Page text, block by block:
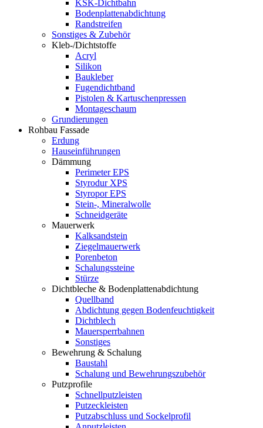
KSK-Dichtbahn
Bodenplattenabdichtung
Randstreifen
Sonstiges & Zubehör
Kleb-/Dichtstoffe
Acryl
Silikon
Baukleber
Fugendichtband
Pistolen & Kartuschenpressen
Montageschaum
Grundierungen
Rohbau Fassade
Erdung
Hauseinführungen
Dämmung
Perimeter EPS
Styrodur XPS
Styropor EPS
Stein-, Mineralwolle
Schneidgeräte
Mauerwerk
Kalksandstein
Ziegelmauerwerk
Porenbeton
Schalungssteine
Stürze
Dichtbleche & Bodenplattenabdichtung
Quellband
Abdichtung gegen Bodenfeuchtigkeit
Dichtblech
Mauersperrbahnen
Sonstiges
Bewehrung & Schalung
Baustahl
Schalung und Bewehrungszubehör
Putzprofile
Schnellputzleisten
Putzeckleisten
Putzabschluss und Sockelprofil